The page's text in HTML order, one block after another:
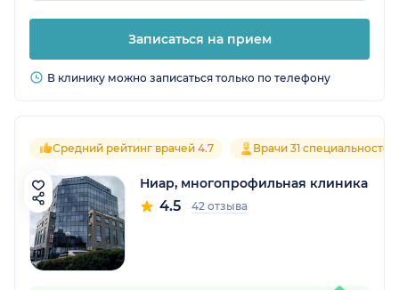
Записаться на прием
В клинику можно записаться только по телефону
Средний рейтинг врачей 4.7 Врачи 31 специальностей
Ниар, многопрофильная клиника
4.5 42 отзыва